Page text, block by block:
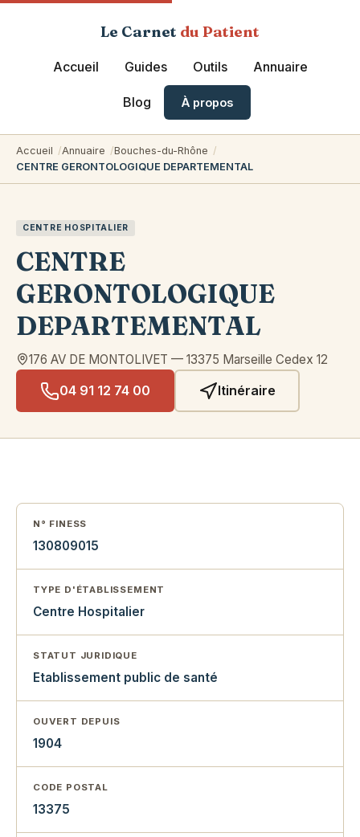
Le Carnet du Patient
Accueil Guides Outils Annuaire
Blog À propos
Accueil Annuaire
Bouches-du-Rhône
CENTRE GERONTOLOGIQUE DEPARTEMENTAL
CENTRE HOSPITALIER
CENTRE
GERONTOLOGIQUE
DEPARTEMENTAL
176 AV DE MONTOLIVET — 13375 Marseille Cedex 12
04 91 12 74 00 Itinéraire
N° FINESS
130809015
TYPE D'ÉTABLISSEMENT
Centre Hospitalier
STATUT JURIDIQUE
Etablissement public de santé
OUVERT DEPUIS
1904
CODE POSTAL
13375